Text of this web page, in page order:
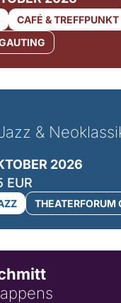
CAFÉ & TREFFPUNKT
&
2026
EUR
THEATERFORUM